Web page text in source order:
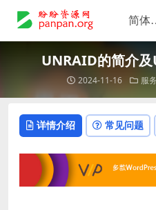
UNRAID的简介
2024-11-16 服
详情介绍 常见问题